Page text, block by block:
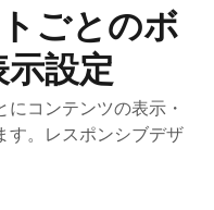
ごとのボ
設定
コンテンツの表示・
す。レスポンシブデザ